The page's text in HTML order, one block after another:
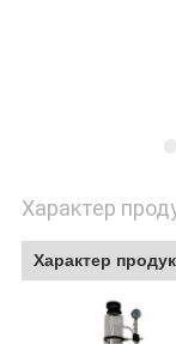
Характер
Характер